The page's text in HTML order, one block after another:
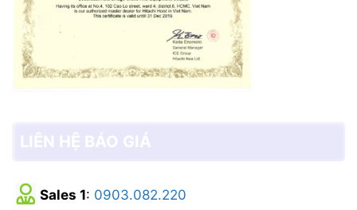
Sales 1: 0903.082.220